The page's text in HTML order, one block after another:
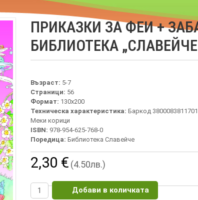
ПРИКАЗКИ ЗА ФЕИ +
БИБЛИОТЕКА
Възраст: 5-7
Страници: 56
Формат: 130х200
Техническа характеристика: Баркод 3800083811701
Меки корици
ISBN: 978-954-625-768-0
Поредица: Библиотека Славейче
2,30 € (4.50лв.)
Добави в количката